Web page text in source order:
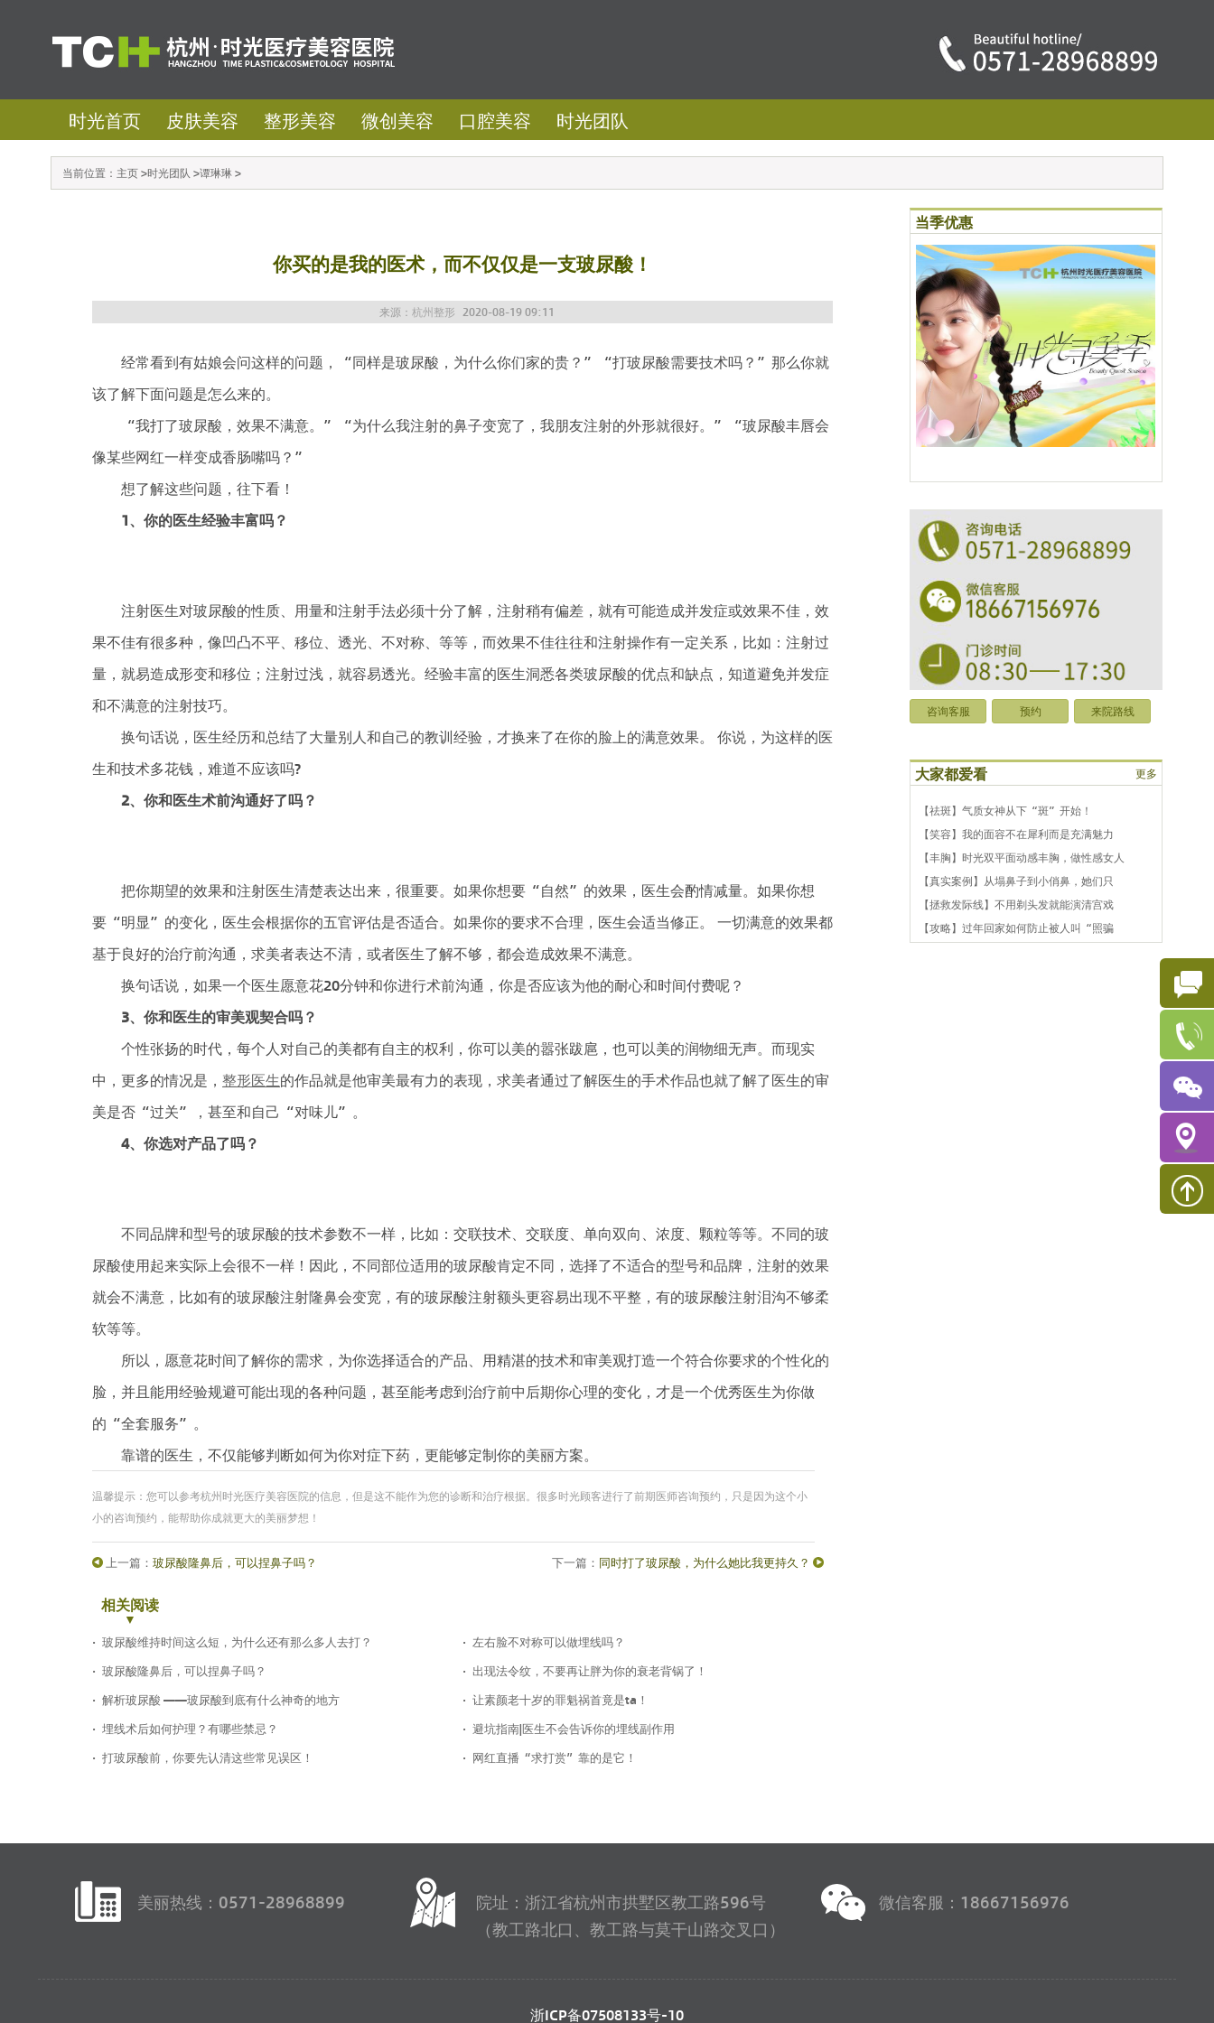
时光首页 皮肤美容 整形美容 微创美容 口腔美容 时光团队
当前位置： 主页>时光团队 >谭琳琳>
你买的是我的医术，而不仅仅是一支玻尿酸！
来源： 杭州整形 2020-08-19 09:11
经常看到有姑娘会问这样的问题，“同样是玻尿酸，为什么你们家的贵？”“打玻尿酸需要技术吗？”那么你就
该了解下面问题是怎么来的。
“我打了玻尿酸，效果不满意。”“为什么我注射的鼻子变宽了，我朋友注射的外形就很好。”“玻尿酸丰唇会
像某些网红一样变成香肠嘴吗？”
想了解这些问题，往下看！
1、 你的医生经验丰富吗？
注射医生对玻尿酸的性质、用量和注射手法必须十分了解，注射稍有偏差，就有可能造成并发症或效果不佳，效
果不佳有很多种，像凹凸不平、移位、透光、不对称、等等，而效果不佳往往和注射操作有一定关系，比如：注射过
量，就易造成形变和移位；注射过浅，就容易透光。经验丰富的医生洞悉各类玻尿酸的优点和缺点，知道避免并发症
和不满意的注射技巧。
换句话说，医生经历和总结了大量别人和自己的教训经验，才换来了在你的脸上的满意效果。 你说，为这样的医
生和技术多花钱，难道不应该吗?
2、 你和医生术前沟通好了吗？
把你期望的效果和注射医生清楚表达出来，很重要。如果你想要“自然”的效果，医生会酌情减量。如果你想
要“明显”的变化，医生会根据你的五官评估是否适合。如果你的要求不合理，医生会适当修正。 一切满意的效果都
基于良好的治疗前沟通，求美者表达不清，或者医生了解不够，都会造成效果不满意。
换句话说，如果一个医生愿意花20分钟和你进行术前沟通，你是否应该为他的耐心和时间付费呢？
3、 你和医生的审美观契合吗？
个性张扬的时代，每个人对自己的美都有自主的权利，你可以美的嚣张跋扈，也可以美的润物细无声。而现实
中，更多的情况是， 整形医生的作品就是他审美最有力的表现，求美者通过了解医生的手术作品也就了解了医生的审
美是否“过关”，甚至和自己“对味儿”。
4、 你选对产品了吗？
不同品牌和型号的玻尿酸的技术参数不一样，比如：交联技术、交联度、单向双向、浓度、颗粒等等。不同的玻
尿酸使用起来实际上会很不一样！因此，不同部位适用的玻尿酸肯定不同，选择了不适合的型号和品牌，注射的效果
就会不满意，比如有的玻尿酸注射隆鼻会变宽，有的玻尿酸注射额头更容易出现不平整，有的玻尿酸注射泪沟不够柔
软等等。
所以，愿意花时间了解你的需求，为你选择适合的产品、用精湛的技术和审美观打造一个符合你要求的个性化的
脸，并且能用经验规避可能出现的各种问题，甚至能考虑到治疗前中后期你心理的变化，才是一个优秀医生为你做
的“全套服务”。
靠谱的医生，不仅能够判断如何为你对症下药，更能够定制你的美丽方案。
温馨提示：您可以参考杭州时光医疗美容医院的信息，但是这不能作为您的诊断和治疗根据。很多时光顾客进行了前期医师咨询预约，只是因为这个小
小的咨询预约，能帮助你成就更大的美丽梦想！
上一篇： 玻尿酸隆鼻后，可以捏鼻子吗？ 下一篇： 同时打了玻尿酸，为什么她比我更持久？
相关阅读
玻尿酸维持时间这么短，为什么还有那么多人去打？
左右脸不对称可以做埋线吗？
玻尿酸隆鼻后，可以捏鼻子吗？
出现法令纹，不要再让胖为你的衰老背锅了！
解析玻尿酸 ——玻尿酸到底有什么神奇的地方
让素颜老十岁的罪魁祸首竟是ta！
埋线术后如何护理？有哪些禁忌？
避坑指南|医生不会告诉你的埋线副作用
打玻尿酸前，你要先认清这些常见误区！
网红直播“求打赏”靠的是它！
当季优惠
咨询客服 预约 来院路线
更多
大家都爱看
【祛斑】气质女神从下“斑”开始！
【笑容】我的面容不在犀利而是充满魅力
【丰胸】时光双平面动感丰胸，做性感女人
【真实案例】从塌鼻子到小俏鼻，她们只
【拯救发际线】不用剃头发就能演清宫戏
【攻略】过年回家如何防止被人叫“照骗
美丽热线：0571-28968899
院址：浙江省杭州市拱墅区教工路596号
（教工路北口、教工路与莫干山路交叉口）
微信客服：18667156976
浙ICP备07508133号-10